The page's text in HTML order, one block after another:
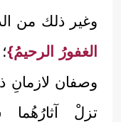
وغير ذلك من
الغفورُ الرحيمُ}
وصفان لازمانِ
تزلْ آثارُهُما